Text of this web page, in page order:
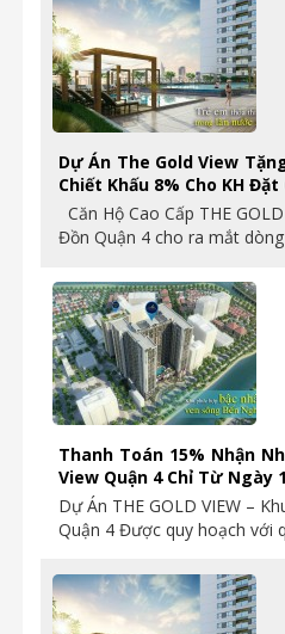
Dự Án The Gold View
Chiết Khấu 8% Cho KH
Căn Hộ Cao Cấp THE
Đồn Quận 4 cho ra mắt
Thanh Toán 15% Nhận
View Quận 4 Chỉ Từ Ngày
Dự Án THE GOLD VIEW –
Quận 4 Được quy hoạch với